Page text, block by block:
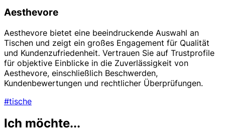
Aesthevore
Aesthevore bietet eine beeindruckende Auswahl an
Tischen und zeigt ein großes Engagement für Qualität
und Kundenzufriedenheit. Vertrauen Sie auf Trustprofile
für objektive Einblicke in die Zuverlässigkeit von
Aesthevore, einschließlich Beschwerden,
Kundenbewertungen und rechtlicher Überprüfungen.
#tische
Ich möchte...